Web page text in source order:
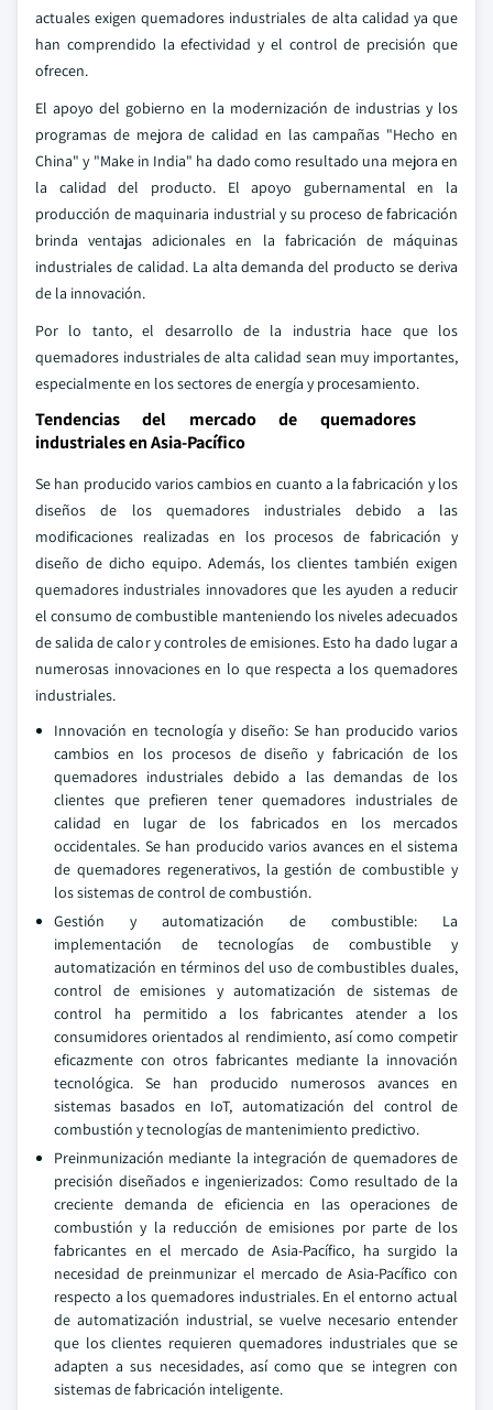
actuales exigen quemadores industriales de alta calidad ya que
han comprendido la efectividad y el control de precisión que
ofrecen.
El apoyo del gobierno en la modernización de industrias y los
programas de mejora de calidad en las campañas "Hecho en
China" y "Make in India" ha dado como resultado una mejora en
la calidad del producto. El apoyo gubernamental en la
producción de maquinaria industrial y su proceso de fabricación
brinda ventajas adicionales en la fabricación de máquinas
industriales de calidad. La alta demanda del producto se deriva
de la innovación.
Por lo tanto, el desarrollo de la industria hace que los
quemadores industriales de alta calidad sean muy importantes,
especialmente en los sectores de energía y procesamiento.
Tendencias del mercado de quemadores
industriales en Asia-Pacífico
Se han producido varios cambios en cuanto a la fabricación y los
diseños de los quemadores industriales debido a las
modificaciones realizadas en los procesos de fabricación y
diseño de dicho equipo. Además, los clientes también exigen
quemadores industriales innovadores que les ayuden a reducir
el consumo de combustible manteniendo los niveles adecuados
de salida de calor y controles de emisiones. Esto ha dado lugar a
numerosas innovaciones en lo que respecta a los quemadores
industriales.
Innovación en tecnología y diseño: Se han producido varios
cambios en los procesos de diseño y fabricación de los
quemadores industriales debido a las demandas de los
clientes que prefieren tener quemadores industriales de
calidad en lugar de los fabricados en los mercados
occidentales. Se han producido varios avances en el sistema
de quemadores regenerativos, la gestión de combustible y
los sistemas de control de combustión.
Gestión y automatización de combustible: La
implementación de tecnologías de combustible y
automatización en términos del uso de combustibles duales,
control de emisiones y automatización de sistemas de
control ha permitido a los fabricantes atender a los
consumidores orientados al rendimiento, así como competir
eficazmente con otros fabricantes mediante la innovación
tecnológica. Se han producido numerosos avances en
sistemas basados en IoT, automatización del control de
combustión y tecnologías de mantenimiento predictivo.
Preinmunización mediante la integración de quemadores de
precisión diseñados e ingenierizados: Como resultado de la
creciente demanda de eficiencia en las operaciones de
combustión y la reducción de emisiones por parte de los
fabricantes en el mercado de Asia-Pacífico, ha surgido la
necesidad de preinmunizar el mercado de Asia-Pacífico con
respecto a los quemadores industriales. En el entorno actual
de automatización industrial, se vuelve necesario entender
que los clientes requieren quemadores industriales que se
adapten a sus necesidades, así como que se integren con
sistemas de fabricación inteligente.